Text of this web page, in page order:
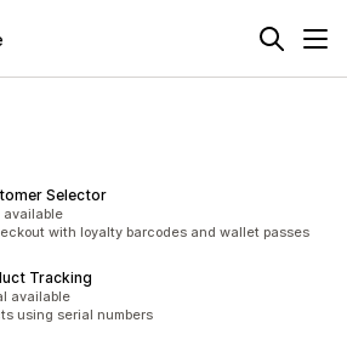
Selector
available
with loyalty barcodes and wallet passes
Tracking
available
using serial numbers